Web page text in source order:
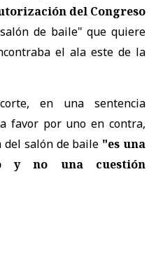
del Congreso
de baile" que quiere
el ala este de la
en una sentencia
favor por uno en contra,
del salón de baile "es una
y no una cuestión